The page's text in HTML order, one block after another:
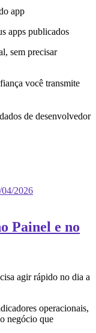
app
apps publicados
sem precisar
você transmite
de desenvolvedor
04/2026
Painel e no
agir rápido no dia a
operacionais,
negócio que